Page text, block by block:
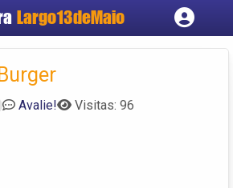
Largo13deMaio
Cadastrar empresa
Criar conta
Avalie! Visitas: 96